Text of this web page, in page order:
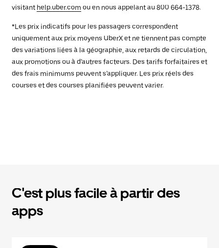
visitant help.uber.com ou en nous appelant au 800 664-1378.
*Les prix indicatifs pour les passagers correspondent
uniquement aux prix moyens UberX et ne tiennent pas compte
des variations liées à la géographie, aux retards de circulation,
aux promotions ou à d’autres facteurs. Des tarifs forfaitaires et
des frais minimums peuvent s’appliquer. Les prix réels des
courses et des courses planifiées peuvent varier.
C'est plus facile à partir des
apps